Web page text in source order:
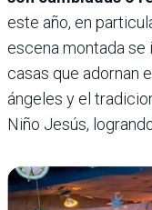
este año, en
escena montada se
casas que adornan
ángeles y el
Niño Jesús,